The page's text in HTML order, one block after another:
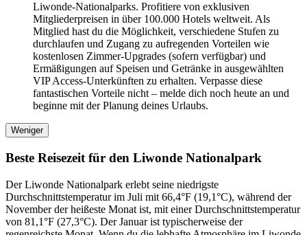
Liwonde-Nationalparks. Profitiere von exklusiven
Mitgliederpreisen in über 100.000 Hotels weltweit. Als
Mitglied hast du die Möglichkeit, verschiedene Stufen zu
durchlaufen und Zugang zu aufregenden Vorteilen wie
kostenlosen Zimmer-Upgrades (sofern verfügbar) und
Ermäßigungen auf Speisen und Getränke in ausgewählten
VIP Access-Unterkünften zu erhalten. Verpasse diese
fantastischen Vorteile nicht – melde dich noch heute an und
beginne mit der Planung deines Urlaubs.
Weniger
Beste Reisezeit für den Liwonde Nationalpark
Der Liwonde Nationalpark erlebt seine niedrigste
Durchschnittstemperatur im Juli mit 66,4°F (19,1°C), während der
November der heißeste Monat ist, mit einer Durchschnittstemperatur
von 81,1°F (27,3°C). Der Januar ist typischerweise der